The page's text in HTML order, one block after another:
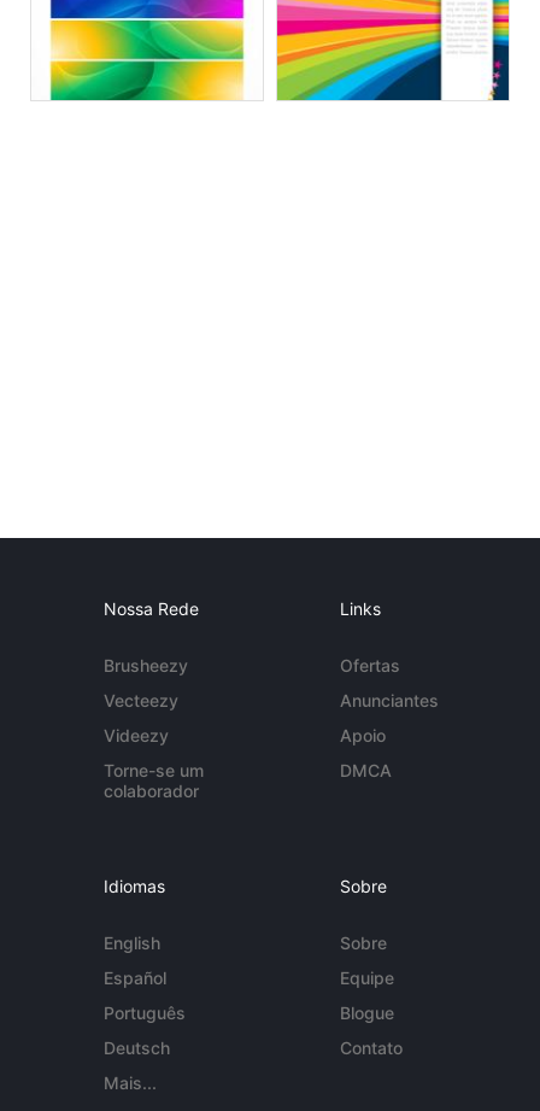
Nossa Rede
Brusheezy
Vecteezy
Videezy
Torne-se um
colaborador
Links
Ofertas
Anunciantes
Apoio
DMCA
Idiomas
English
Español
Português
Deutsch
Mais...
Sobre
Sobre
Equipe
Blogue
Contato